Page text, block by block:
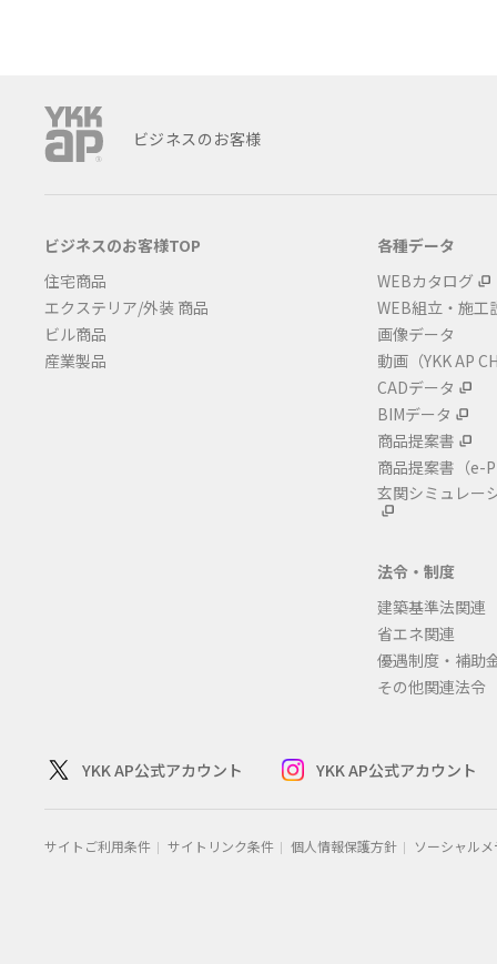
ビジネスのお客様
ビジネスのお客様TOP
住宅商品
エクステリア/外装 商品
ビル商品
産業製品
各種データ
WEBカタログ
WEB組立・施工
画像データ
動画（YKK AP
CADデータ
BIMデータ
商品提案書
商品提案書 （
玄関シミュレー
法令・制度
建築基準法関連
省エネ関連
優遇制度・補助
その他関連法令
YKK AP公式アカウント YKK AP公式アカウント
サイトご利用条件 サイトリンク条件 個人情報保護方針 ソーシャル